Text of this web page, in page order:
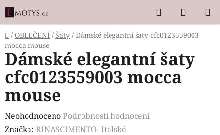
Přejít
na
obsah
Hledat
KOŠÍK
Domů
/ OBLEČENÍ / Šaty / Dámské elegantní šaty cfc0123559003
mocca mouse
Dámské elegantní šaty
cfc0123559003 mocca
mouse
Průměrné
hodnocení
NeohodnocenoPodrobnosti hodnocení
Značka: RINASCIMENTO- Italské